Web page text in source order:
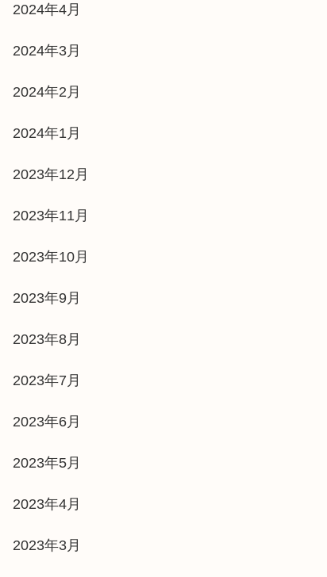
2024年4月
2024年3月
2024年2月
2024年1月
2023年12月
2023年11月
2023年10月
2023年9月
2023年8月
2023年7月
2023年6月
2023年5月
2023年4月
2023年3月